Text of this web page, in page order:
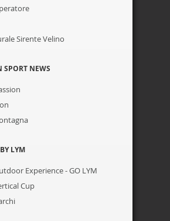
Sirente Velino
SPORT NEWS
LYM
Experience - GO LYM
Cup